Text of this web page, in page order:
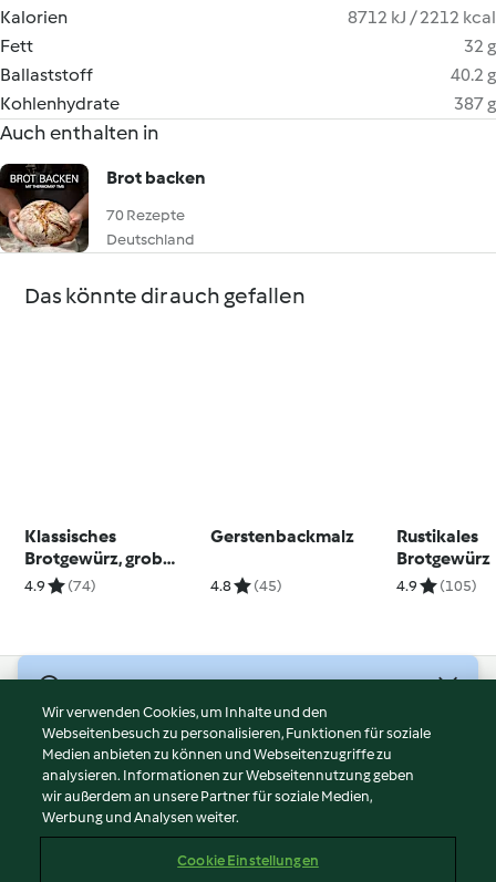
Kalorien
8712 kJ / 2212 kcal
Fett
32 g
Ballaststoff
40.2 g
Kohlenhydrate
387 g
Auch enthalten in
Brot backen
70 Rezepte
Deutschland
Das könnte dir auch gefallen
Klassisches
Brotgewürz, grob
geschrotet
4.9 (74)
Gerstenbackmalz
4.8 (45)
Rustikales
Brotgewürz
4.9 (105)
Nutzungsbedingungen
Datenschutzrichtlinien
Disclaimer
Impressum
Wir verwenden Cookies, um Inhalte und den
Webseitenbesuch zu personalisieren, Funktionen für soziale
Medien anbieten zu können und Webseitenzugriffe zu
analysieren. Informationen zur Webseitennutzung geben
wir außerdem an unsere Partner für soziale Medien,
Werbung und Analysen weiter.
Cookie Einstellungen